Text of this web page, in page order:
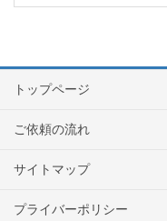
トップページ
ご依頼の流れ
サイトマップ
プライバーポリシー